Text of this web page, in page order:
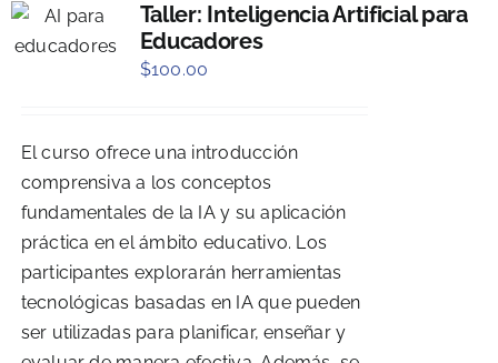
Taller: Inteligencia Artificial para
Educadores
$100.00
El curso ofrece una introducción
comprensiva a los conceptos
fundamentales de la IA y su aplicación
práctica en el ámbito educativo. Los
participantes explorarán herramientas
tecnológicas basadas en IA que pueden
ser utilizadas para planificar, enseñar y